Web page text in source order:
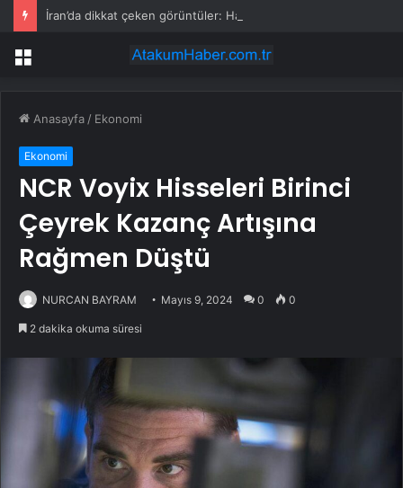
Menü
Anasayfa / Ekonomi
Ekonomi
NCR Voyix Hisseleri Birinci
Çeyrek Kazanç Artışına
Rağmen Düştü
NURCAN BAYRAM Mayıs 9, 2024 0 0
2 dakika okuma süresi